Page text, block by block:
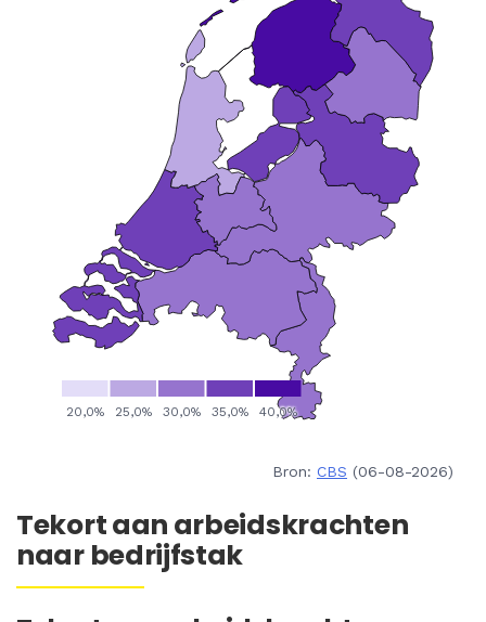
Bron: CBS (06-08-2026)
Tekort aan arbeidskrachten
naar bedrijfstak